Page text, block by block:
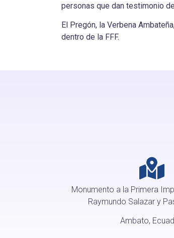
personas que dan testimonio
El Pregón, la Verbena
dentro de la FFF.
Monumento a la Primera
Raymundo Salazar y
Ambato,